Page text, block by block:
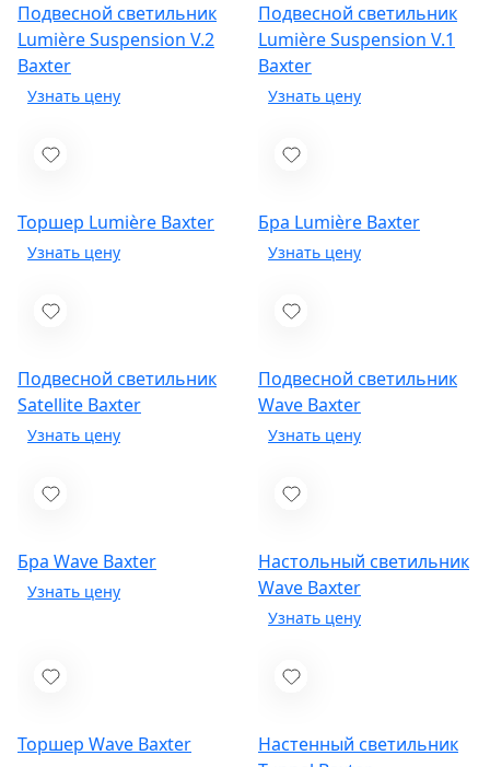
Подвесной светильник
Lumière Suspension V.2
Baxter
Подвесной светильник
Lumière Suspension V.1
Baxter
Торшер Lumière Baxter Бра Lumière Baxter
Подвесной светильник
Satellite Baxter
Подвесной светильник
Wave Baxter
Бра Wave Baxter
Настольный светильник
Wave Baxter
Торшер Wave Baxter
Настенный светильник